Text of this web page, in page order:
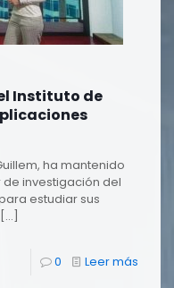
Instituto de
ha mantenido
investigación del
estudiar sus
[…]
0 Leer más